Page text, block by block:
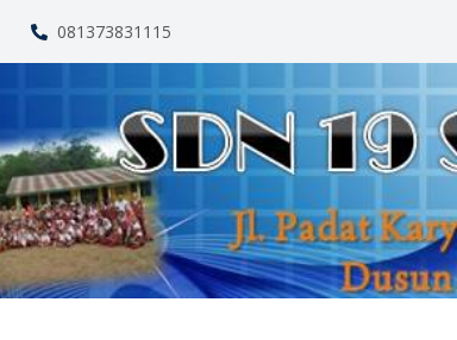
081373831115